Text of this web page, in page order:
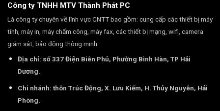
Công ty TNHH MTV Thành Phát PC
Là công ty chuyên về lĩnh vực CNTT bao gồm: cung cấp các thiết bị máy
tính, máy in, máy chấm công, máy fax, các thiết bị mạng, wifi, camera
giám sát, báo động thông minh.
Địa chỉ: số 337 Điện Biên Phủ, Phường Bình Hàn, TP Hải
Dương.
Chi nhánh: thôn Trúc Động, X. Lưu Kiếm, H. Thủy Nguyên, Hải
Phòng.